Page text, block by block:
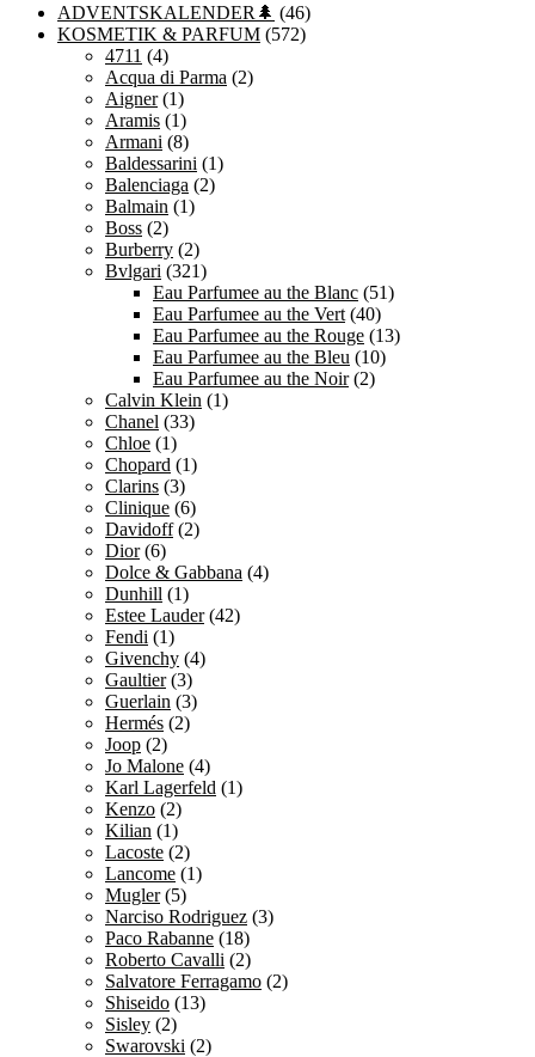
ADVENTSKALENDER🌲 (46)
KOSMETIK & PARFUM (572)
4711 (4)
Acqua di Parma (2)
Aigner (1)
Aramis (1)
Armani (8)
Baldessarini (1)
Balenciaga (2)
Balmain (1)
Boss (2)
Burberry (2)
Bvlgari (321)
Eau Parfumee au the Blanc (51)
Eau Parfumee au the Vert (40)
Eau Parfumee au the Rouge (13)
Eau Parfumee au the Bleu (10)
Eau Parfumee au the Noir (2)
Calvin Klein (1)
Chanel (33)
Chloe (1)
Chopard (1)
Clarins (3)
Clinique (6)
Davidoff (2)
Dior (6)
Dolce & Gabbana (4)
Dunhill (1)
Estee Lauder (42)
Fendi (1)
Givenchy (4)
Gaultier (3)
Guerlain (3)
Hermés (2)
Joop (2)
Jo Malone (4)
Karl Lagerfeld (1)
Kenzo (2)
Kilian (1)
Lacoste (2)
Lancome (1)
Mugler (5)
Narciso Rodriguez (3)
Paco Rabanne (18)
Roberto Cavalli (2)
Salvatore Ferragamo (2)
Shiseido (13)
Sisley (2)
Swarovski (2)